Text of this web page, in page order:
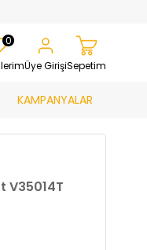
0
Üye GirişiSepetim
KAMPANYALAR
V35014T